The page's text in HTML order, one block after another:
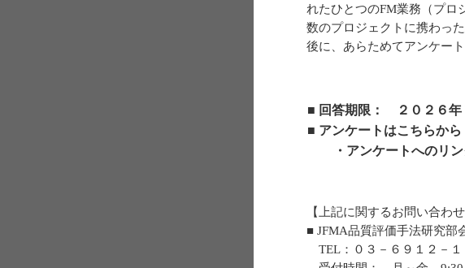
れたひとつのFM業務（プロ
数のプロジェクトに携わっ
後に、あらためてアンケー
■ 回答期限： ２０２６年
■ アンケートはこちらから
・アンケートへのリ
【上記に関するお問い合わせ
■ JFMA品質評価手法研究
TEL：０３－６９１２－